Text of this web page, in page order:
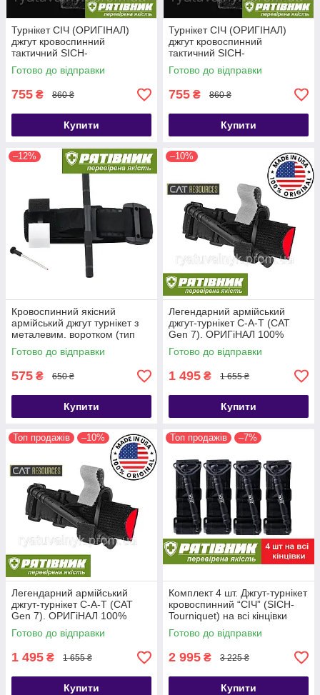
Турнікет СІЧ (ОРИГІНАЛ)
джгут кровоспинний
тактичний SICH-
TOURNIQUET (ТЖТ)
Готово до відправки
755 ₴ 860 ₴
Купити
Турнікет СІЧ (ОРИГІНАЛ)
джгут кровоспинний
тактичний SICH-
TOURNIQUET (ТЖТ)
Готово до відправки
755 ₴ 860 ₴
Купити
–12%
Кровоспинний якісний
армійський джгут турнікет з
металевим. воротком (тип
CАТ-7)
Готово до відправки
575 ₴ 650 ₴
Купити
–10%
Легендарний армійський
джгут-турнікет С-A-T (CAT
Gen 7). ОРИГіНАЛ 100%
США. НЕ КИТАЙ!!! (ТЖТ)
Готово до відправки
1 495 ₴ 1 655 ₴
Купити
Топ продажів –10%
Легендарний армійський
джгут-турнікет С-A-T (CAT
Gen 7). ОРИГіНАЛ 100%
США. НЕ КИТАЙ!!! (ТЖТ)
Готово до відправки
1 495 ₴ 1 655 ₴
Купити
Топ продажів –7%
Комплект 4 шт. Джгут-турнікет
кровоспинний “СІЧ” (SICH-
Tourniquet) на всі кінцівки
Готово до відправки
2 995 ₴ 3 225 ₴
Купити